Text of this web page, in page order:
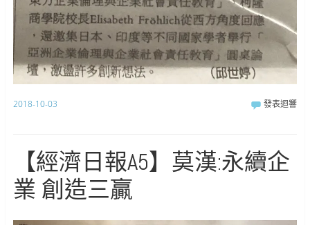
2018-10-03 發表迴響
【經濟日報A5】莫漢:永續企
業 創造三贏